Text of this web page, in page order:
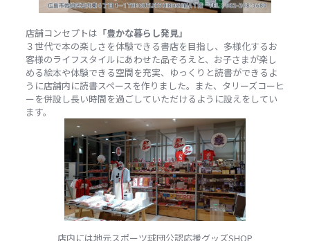
店舗コンセプトは 「豊かな暮らし発見」
３世代で本の楽しさを体験できる書店を目指し、多様化するお
客様のライフスタイルにあわせた品ぞろえと、お子さまが楽し
める絵本や体験できる空間を充実、ゆっくりと読書ができるよ
うに店舗内に読書スペースを作りました。また、タリーズコーヒ
ーを併設し長い時間を過ごしていただけるように設えをしてい
ます。
店内には地元スポーツ球団公認応援グッズSHOP